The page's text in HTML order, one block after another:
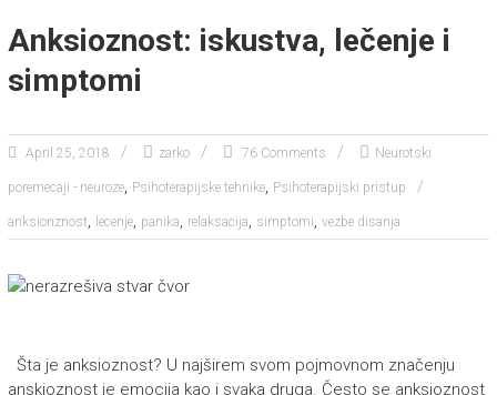
Anksioznost: iskustva, lečenje i
simptomi
April 25, 2018 zarko 76 Comments Neurotski
poremecaji - neuroze, Psihoterapijske tehnike, Psihoterapijski pristup
anksionznost, lecenje, panika, relaksacija, simptomi, vezbe disanja
Šta je anksioznost? U najširem svom pojmovnom značenju
anskioznost je emocija kao i svaka druga. Često se anksioznost